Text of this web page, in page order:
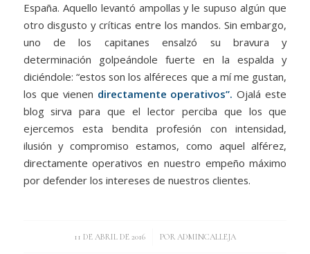
España. Aquello levantó ampollas y le supuso algún que
otro disgusto y críticas entre los mandos. Sin embargo,
uno de los capitanes ensalzó su bravura y
determinación golpeándole fuerte en la espalda y
diciéndole: “estos son los alféreces que a mí me gustan,
los que vienen directamente operativos”.Ojalá este
blog sirva para que el lector perciba que los que
ejercemos esta bendita profesión con intensidad,
ilusión y compromiso estamos, como aquel alférez,
directamente operativos en nuestro empeño máximo
por defender los intereses de nuestros clientes.
11 DE ABRIL DE 2016
/ POR ADMINCALLEJA